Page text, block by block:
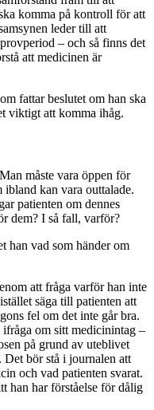
komma på kontroll för att
leder till att
– och så finns det
att medicinen är
fattar beslutet om han ska
viktigt att komma ihåg.
måste vara öppen för
ibland kan vara outtalade.
patienten om dennes
dem? I så fall, varför?
han vad som händer om
att fråga varför han inte
säga till patienten att
fel om det inte går bra.
om sitt medicinintag –
på grund av uteblivet
bör stå i journalen att
och vad patienten svarat.
han har förståelse för dålig